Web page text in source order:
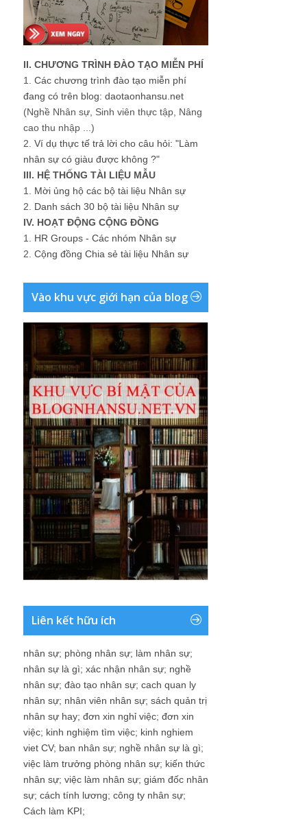
II. CHƯƠNG TRÌNH ĐÀO TẠO MIỄN PHÍ
1. Các chương trình đào tạo miễn phí
đang có trên blog: daotaonhansu.net
(Nghề Nhân sự, Sinh viên thực tập, Nâng
cao thu nhập ...)
2. Ví dụ thực tế trả lời cho câu hỏi: "Làm
nhân sự có giàu được không ?"
III. HỆ THỐNG TÀI LIỆU MẪU
1. Mời ủng hộ các bộ tài liệu Nhân sự
2. Danh sách 30 bộ tài liệu Nhân sự
IV. HOẠT ĐỘNG CỘNG ĐỒNG
1. HR Groups - Các nhóm Nhân sự
2. Cộng đồng Chia sẻ tài liệu Nhân sự
Vào khu vực giới hạn của blog
Liên kết hữu ích
nhân sự; phòng nhân sự; làm nhân sự;
nhân sự là gì; xác nhận nhân sự; nghề
nhân sự; đào tạo nhân sự; cach quan ly
nhân sự; nhân viên nhân sự; sách quản trị
nhân sự hay; đơn xin nghỉ việc; đơn xin
việc; kinh nghiệm tìm việc; kinh nghiem
viet CV; ban nhân sự; nghề nhân sự là gì;
việc làm trưởng phòng nhân sự; kiến thức
nhân sự; việc làm nhân sự; giám đốc nhân
sự; cách tính lương; công ty nhân sự;
Cách làm KPI;